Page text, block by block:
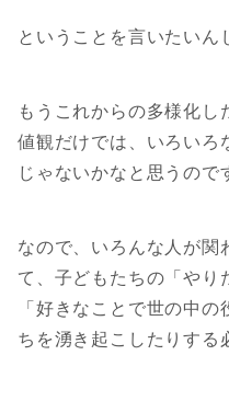
ということを言いたいん
もうこれからの多様化し
値観だけでは、いろいろ
じゃないかなと思うので
なので、いろんな人が関
て、子どもたちの「やり
「好きなことで世の中
ちを湧き起こしたりする